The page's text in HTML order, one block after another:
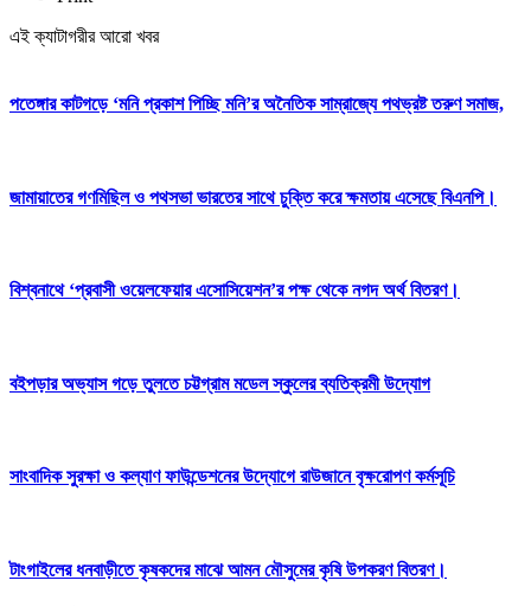
এই ক্যাটাগরীর আরো খবর
পতেঙ্গার কাটগড়ে ‘মনি প্রকাশ পিচ্ছি মনি’র অনৈতিক সাম্রাজ্যে পথভ্রষ্ট তরুণ সমাজ,
জামায়াতের গণমিছিল ও পথসভা ভারতের সাথে চুক্তি করে ক্ষমতায় এসেছে বিএনপি।
বিশ্বনাথে ‘প্রবাসী ওয়েলফেয়ার এসোসিয়েশন’র পক্ষ থেকে নগদ অর্থ বিতরণ।
বইপড়ার অভ্যাস গড়ে তুলতে চট্টগ্রাম মডেল স্কুলের ব্যতিক্রমী উদ্যোগ
সাংবাদিক সুরক্ষা ও কল্যাণ ফাউন্ডেশনের উদ্যোগে রাউজানে বৃক্ষরোপণ কর্মসূচি
টাংগাইলের ধনবাড়ীতে কৃষকদের মাঝে আমন মৌসুমের কৃষি উপকরণ বিতরণ।